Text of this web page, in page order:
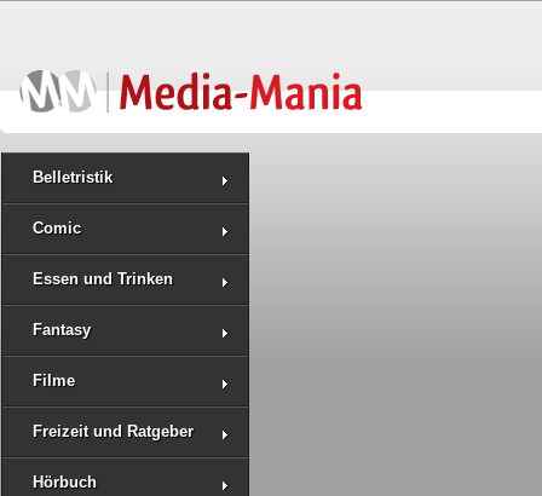
Belletristik
Comic
Essen und Trinken
Fantasy
Filme
Freizeit und Ratgeber
Hörbuch